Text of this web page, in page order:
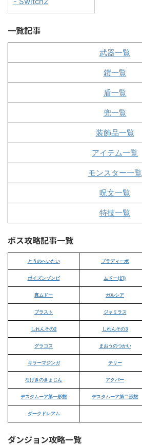
一覧記事
武器一覧
鎧一覧
盾一覧
兜一覧
装飾品一覧
アイテム一覧
モンスター一覧
呪文一覧
特技一覧
ボス攻略記事一覧
とうのへいたい ブラディーポ
ポイズンゾンビ ムドー(幻)
真ムドー ガルシア
ブラスト ジャミラス
しれんその2 しれんその3
グラコス まおうのつかい
キラーマジンガ テリー
なげきのきょじん アクバー
デスタムーア第一形態 デスタムーア第二形態
ダークドレアム
ダンジョン攻略一覧